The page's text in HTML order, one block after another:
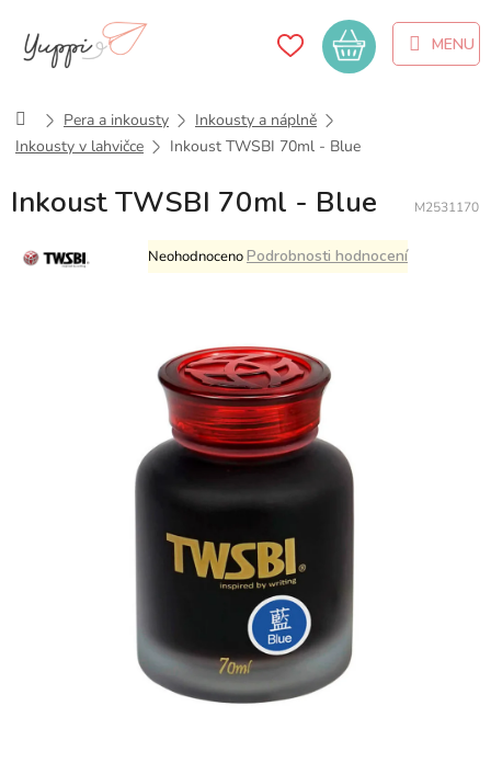
obsah
Nákupní
košík
DomůPera a inkousty
Inkousty a náplně
Inkousty v lahvičce
Inkoust TWSBI 70ml - Blue
Inkoust TWSBI 70ml - Blue M2531170
Průměrné
hodnocení
hvězdiček.
NeohodnocenoPodrobnosti hodnocení